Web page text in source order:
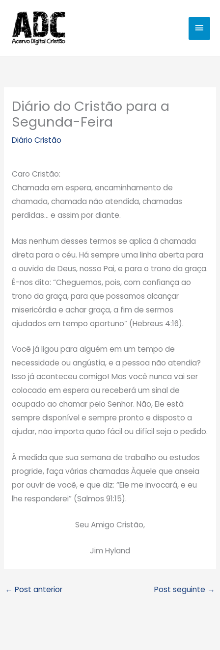
para
conteúdo
Diário do Cristão para a
Segunda-Feira
Diário Cristão
Caro Cristão:
Chamada em espera, encaminhamento de
chamada, chamada não atendida, chamadas
perdidas… e assim por diante.
Mas nenhum desses termos se aplica à chamada
direta para o céu. Há sempre uma linha aberta para
o ouvido de Deus, nosso Pai, e para o trono da graça.
É-nos dito: “Cheguemos, pois, com confiança ao
trono da graça, para que possamos alcançar
misericórdia e achar graça, a fim de sermos
ajudados em tempo oportuno” (Hebreus 4:16).
Você já ligou para alguém em um tempo de
necessidade ou angústia, e a pessoa não atendia?
Isso já aconteceu comigo! Mas você nunca vai ser
colocado em espera ou receberá um sinal de
ocupado ao chamar pelo Senhor. Não, Ele está
sempre disponível e sempre pronto e disposto a
ajudar, não importa quão fácil ou difícil seja o pedido.
À medida que sua semana de trabalho ou estudos
progride, faça várias chamadas Àquele que anseia
por ouvir de você, e que diz: “Ele me invocará, e eu
lhe responderei” (Salmos 91:15).
Seu Amigo Cristão,
Jim Hyland
← Post anterior Post seguinte →